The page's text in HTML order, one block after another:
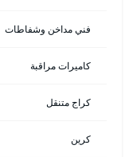
فني مداخن وشفاطات
كاميرات مراقبة
كراج متنقل
كرين